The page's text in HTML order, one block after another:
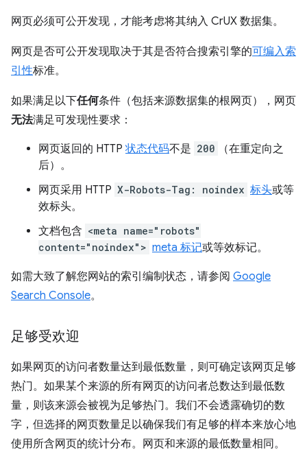
网页必须可公开发现，才能考虑将其纳入 CrUX 数据集。
网页是否可公开发现取决于其是否符合搜索引擎的可编入索
引性标准。
如果满足以下任何条件（包括来源数据集的根网页），网页
无法满足可发现性要求：
网页返回的 HTTP 状态代码不是 200
（在重定向之
后）。
网页采用 HTTP X-Robots-Tag: noindex 标头或等
效标头。
文档包含 <meta name="robots"
content="noindex"> meta 标记或等效标记。
如需大致了解您网站的索引编制状态，请参阅 Google
Search Console。
足够受欢迎
如果网页的访问者数量达到最低数量，则可确定该网页足够
热门。如果某个来源的所有网页的访问者总数达到最低数
量，则该来源会被视为足够热门。我们不会透露确切的数
字，但选择的网页数量足以确保我们有足够的样本来放心地
使用所含网页的统计分布。网页和来源的最低数量相同。